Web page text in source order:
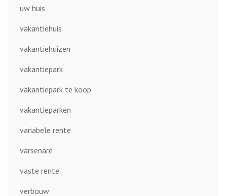
uw huis
vakantiehuis
vakantiehuizen
vakantiepark
vakantiepark te koop
vakantieparken
variabele rente
varsenare
vaste rente
verbouw